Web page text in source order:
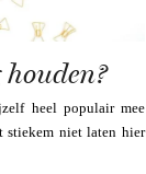
heel populair mee
stiekem niet laten hier